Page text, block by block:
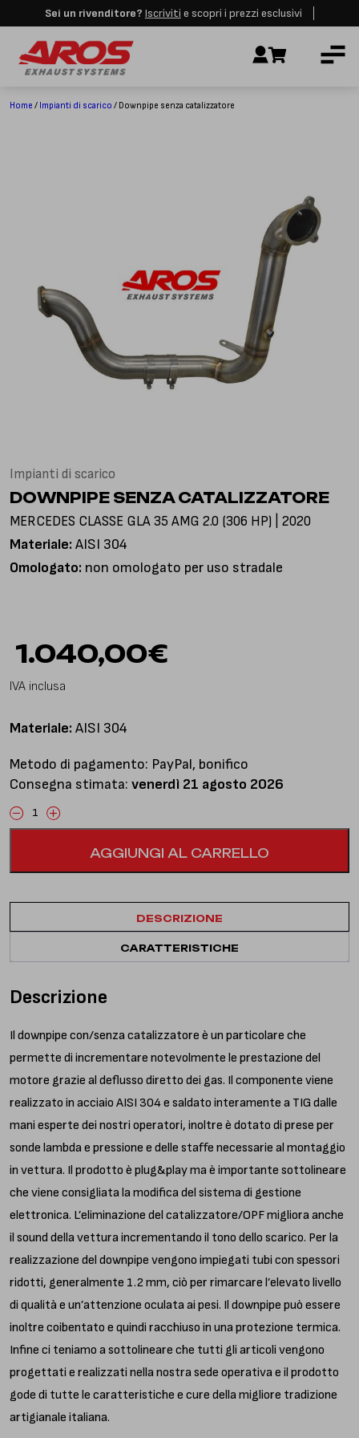
Sei un rivenditore? Iscriviti e scopri i prezzi esclusivi
IMPIANTI DI SCARICO
CUSTOMER SERVICE
+39 348 4420254
Lunedì – Venerdì
8.00 – 18.00
INDIRIZZO
Via Gioacchino Rossini, 18
25050 Pian Camuno BS, Italia
Home / Impianti di scarico / Downpipe senza catalizzatore
Impianti di scarico
DOWNPIPE SENZA CATALIZZATORE
MERCEDES CLASSE GLA 35 AMG 2.0 (306 HP) | 2020
Materiale: AISI 304
Omologato: non omologato per uso stradale
€
1.040,00
IVA inclusa
Materiale: AISI 304
Metodo di pagamento: PayPal, bonifico
Consegna stimata: venerdì 21 agosto 2026
Downpipe
catalizzatore
quantità
AGGIUNGI AL CARRELLO
DESCRIZIONE
CARATTERISTICHE
Descrizione
Il downpipe con/senza catalizzatore è un particolare che
permette di incrementare notevolmente le prestazione del
motore grazie al deflusso diretto dei gas. Il componente viene
realizzato in acciaio AISI 304 e saldato interamente a TIG dalle
mani esperte dei nostri operatori, inoltre è dotato di prese per
sonde lambda e pressione e delle staffe necessarie al montaggio
in vettura. Il prodotto è plug&play ma è importante sottolineare
che viene consigliata la modifica del sistema di gestione
elettronica. L’eliminazione del catalizzatore/OPF migliora anche
il sound della vettura incrementando il tono dello scarico. Per la
realizzazione del downpipe vengono impiegati tubi con spessori
ridotti, generalmente 1.2 mm, ciò per rimarcare l’elevato livello
di qualità e un’attenzione oculata ai pesi. Il downpipe può essere
inoltre coibentato e quindi racchiuso in una protezione termica.
Infine ci teniamo a sottolineare che tutti gli articoli vengono
progettati e realizzati nella nostra sede operativa e il prodotto
gode di tutte le caratteristiche e cure della migliore tradizione
artigianale italiana.
Aros rimarrà chiusa per le festività dall'8 al 23 Agosto. I nuovi ordini